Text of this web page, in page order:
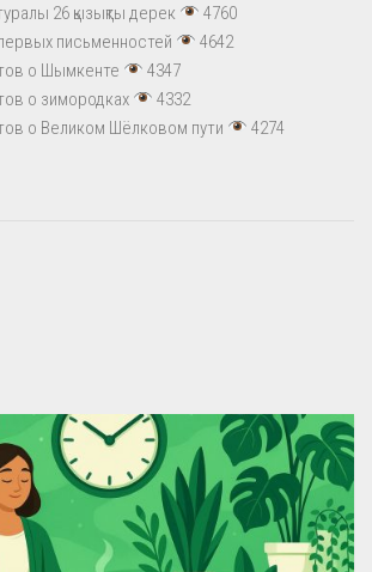
26 қызықты дерек
4760
письменностей
4642
о Шымкенте
4347
о зимородках
4332
о Великом Шёлковом пути
4274